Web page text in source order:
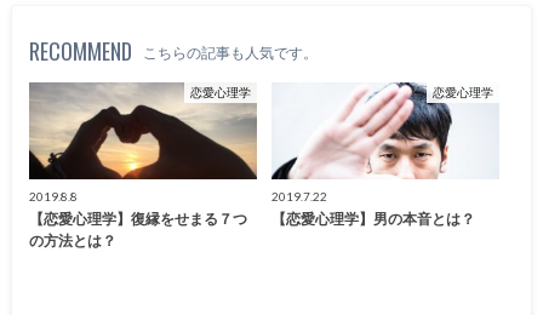
RECOMMEND こちらの記事も人気です。
恋愛心理学
2019.8.8
【恋愛心理学】復縁をせまる７つ
の方法とは？
恋愛心理学
2019.7.22
【恋愛心理学】男の本音とは？